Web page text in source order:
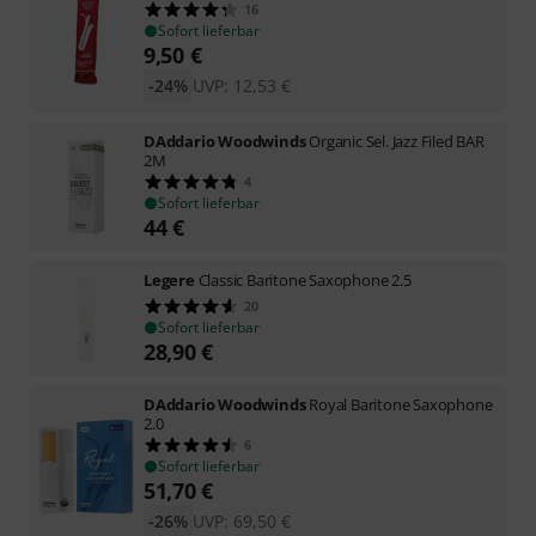
16
Sofort lieferbar
9,50 €
UVP: 12,53 €
-24%
DAddario WoodwindsOrganic Sel. Jazz Filed BAR
2M
4
Sofort lieferbar
44€
Legere Classic Baritone Saxophone 2.5
20
Sofort lieferbar
28,90€
DAddario WoodwindsRoyal Baritone Saxophone
2.0
6
Sofort lieferbar
51,70€
UVP: 69,50 €
-26%